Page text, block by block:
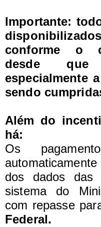
Importante:
conforme o
desde que
especialmente
sendo
Além do
há:
Os
dos dados das
sistema do
com repasse
Federal.